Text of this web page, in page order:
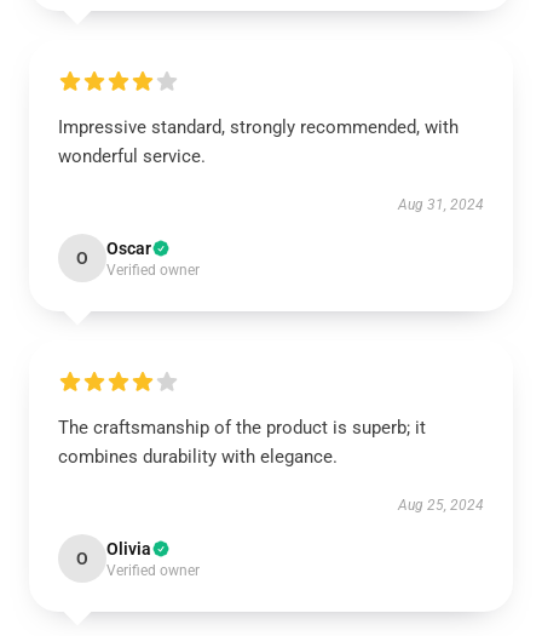
Impressive standard, strongly recommended, with
wonderful service.
Aug 31, 2024
O Oscar
Verified owner
The craftsmanship of the product is superb; it
combines durability with elegance.
Aug 25, 2024
O Olivia
Verified owner